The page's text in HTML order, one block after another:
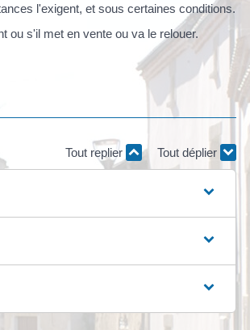
l'exigent, et sous certaines conditions.
ou s'il met en vente ou va le relouer.
Tout replier Tout déplier